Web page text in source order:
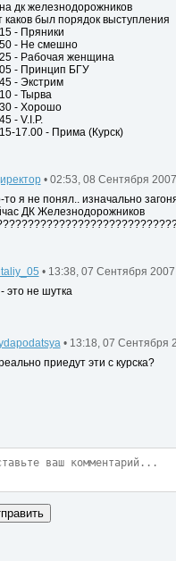
дк железнодорожников
каков был порядок выступления
- Пряники
- Не смешно
- Рабочая женщина
- Принцип БГУ
- Экстрим
- Тырва
- Хорошо
- V.I.P.
17.00 - Прима (Курск)
• 02:53, 08 Сентября 2007
то я не понял.. изначально
ДК Железнодорожников
• 13:38, 07 Сентября 2007
это не шутка
• 13:18, 07 Сентября
приедут эти с курска?